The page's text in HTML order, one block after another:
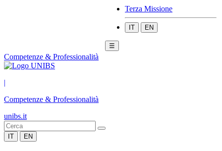
Terza Missione
IT EN
☰
Competenze & Professionalità
|
Competenze & Professionalità
unibs.it
IT EN